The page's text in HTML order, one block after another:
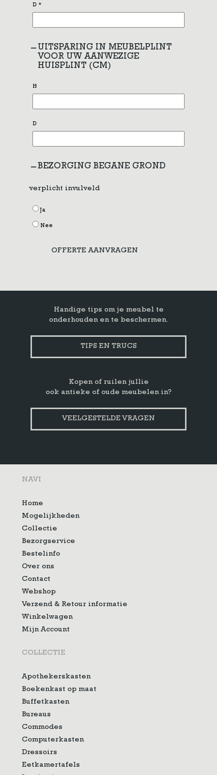
D *
UITSPARING IN MEUBELPLINT
VOOR UW AANWEZIGE
HUISPLINT (CM)
H
D
BEZORGING BEGANE GROND
verplicht invulveld
Ja
Nee
OFFERTE AANVRAGEN
Handige tips om je meubel te
onderhouden en te beschermen.
TIPS EN TRUCS
Kopen of ruilen jullie
ook antieke of oude meubelen in?
VEELGESTELDE VRAGEN
NAVI
Home
Mogelijkheden
Collectie
Bezorgservice
Bestelinfo
Over ons
Contact
Webshop
Verzend & Retour informatie
Winkelwagen
Mijn Account
COLLECTIE
Apothekerskasten
Boekenkast op maat
Buffetkasten
Bureaus
Commodes
Computerkasten
Dressoirs
Eetkamertafels